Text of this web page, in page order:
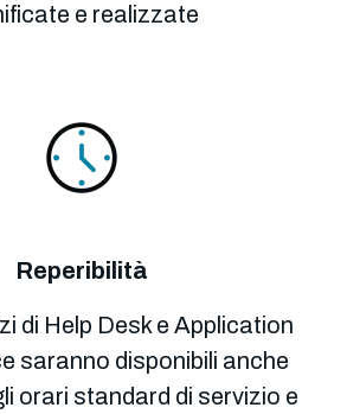
e realizzate
Reperibilità
di Help Desk e Application
saranno disponibili anche
orari standard di servizio e